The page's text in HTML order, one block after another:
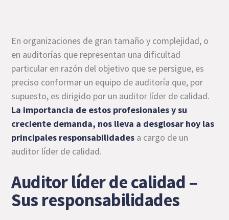
En organizaciones de gran tamaño y complejidad, o
en auditorías que representan una dificultad
particular en razón del objetivo que se persigue, es
preciso conformar un equipo de auditoría que, por
supuesto, es dirigido por un auditor líder de calidad.
La importancia de estos profesionales y su
creciente demanda, nos lleva a desglosar hoy las
principales responsabilidades a cargo de un
auditor líder de calidad.
Auditor líder de calidad –
Sus responsabilidades